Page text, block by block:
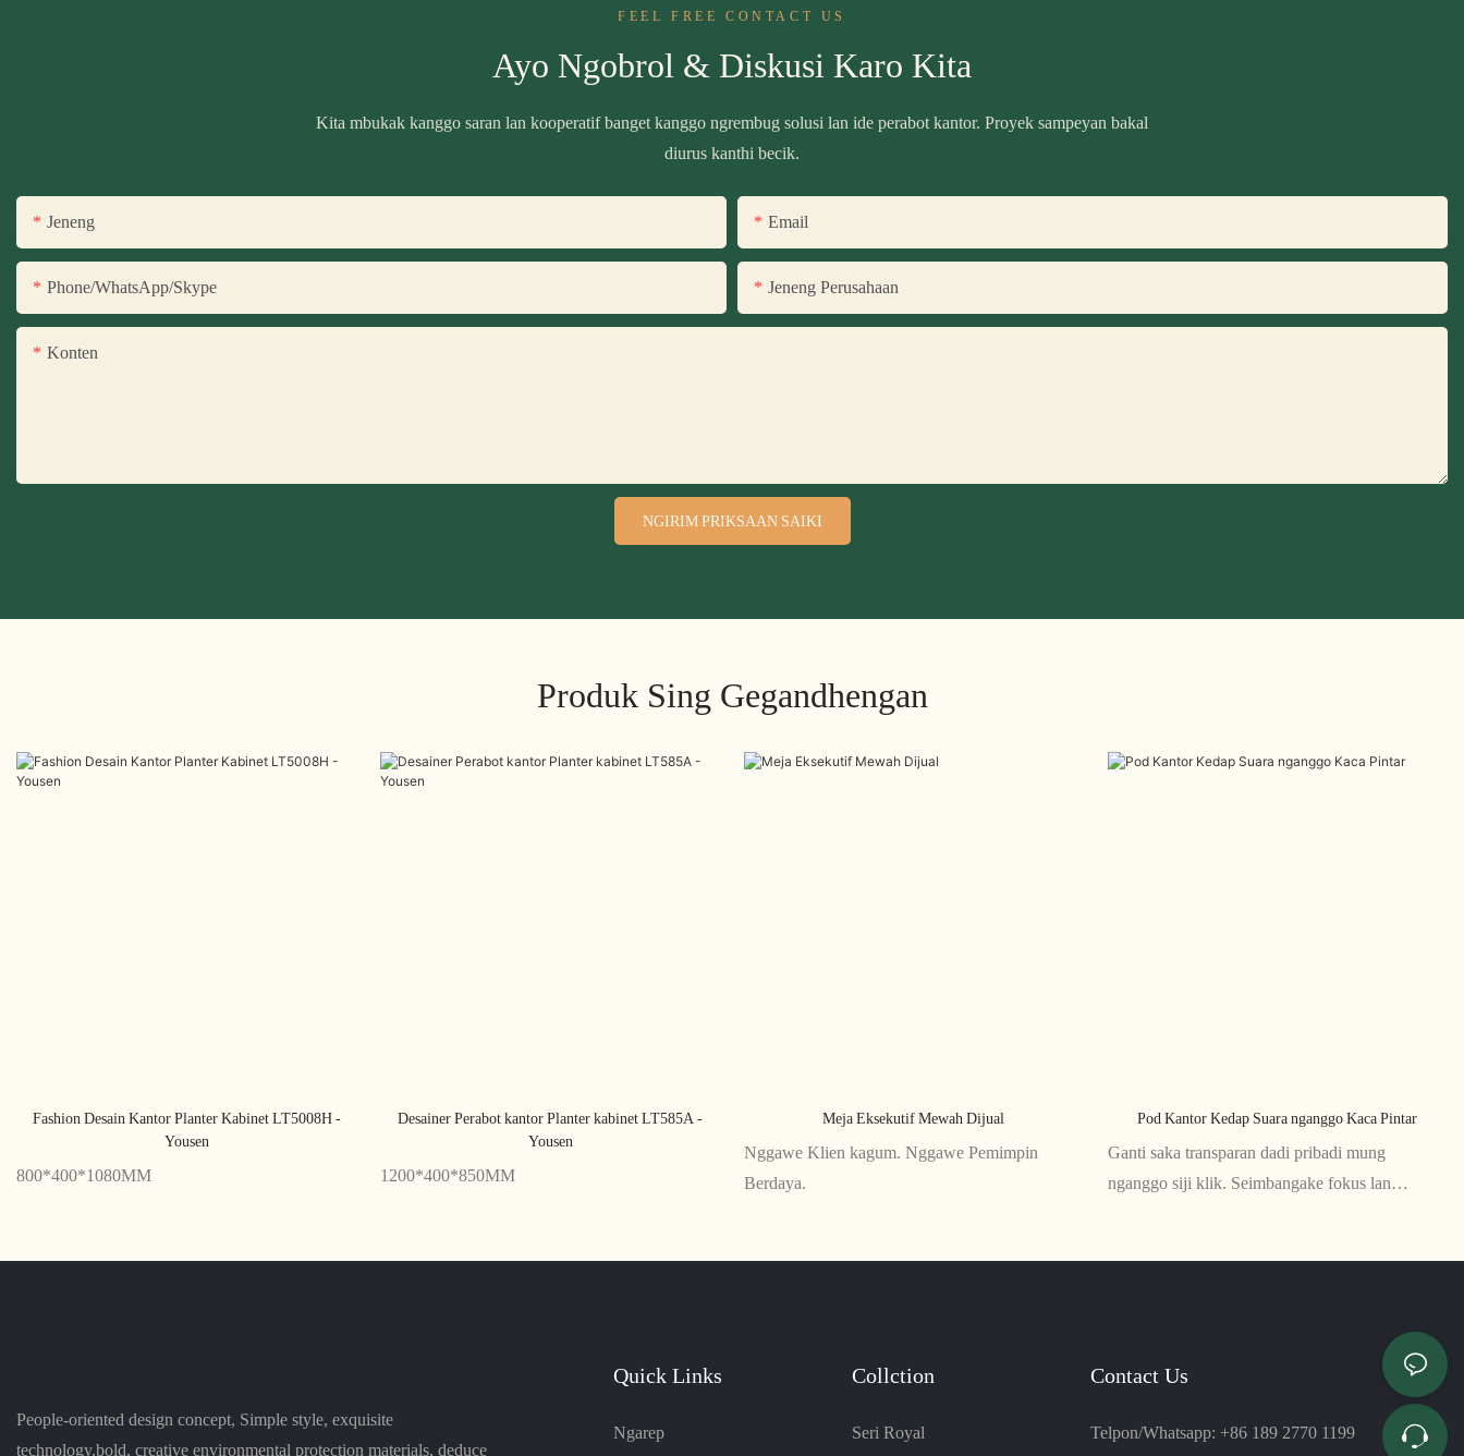
FEEL FREE CONTACT US
Ayo Ngobrol & Diskusi Karo Kita
Kita mbukak kanggo saran lan kooperatif banget kanggo ngrembug solusi lan ide perabot kantor. Proyek sampeyan bakal
diurus kanthi becik.
Jeneng Email
Phone/WhatsApp/Skype Jeneng Perusahaan
Konten
NGIRIM PRIKSAAN SAIKI
Produk Sing Gegandhengan
Fashion Desain Kantor Planter Kabinet LT5008H -
Yousen
800*400*1080MM
Desainer Perabot kantor Planter kabinet LT585A -
Yousen
1200*400*850MM
Meja Eksekutif Mewah Dijual
Nggawe Klien kagum. Nggawe Pemimpin
Berdaya.
Pod Kantor Kedap Suara nganggo Kaca Pintar
Ganti saka transparan dadi pribadi mung
nganggo siji klik. Seimbangake fokus lan
People-oriented design concept, Simple style, exquisite
technology,bold, creative environmental protection materials, deduce
Quick Links
Ngarep
Collction
Seri Royal
Contact Us
Telpon/Whatsapp: +86 189 2770 1199